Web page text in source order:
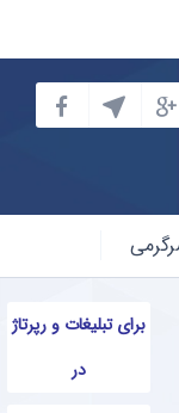
برای تبلیغات و رپرتاژ
در